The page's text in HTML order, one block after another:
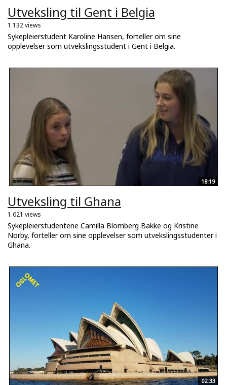
Utveksling til Gent i Belgia
1.132 views
Sykepleierstudent Karoline Hansen, forteller om sine
opplevelser som utvekslingsstudent i Gent i Belgia.
18:19
Utveksling til Ghana
1.621 views
Sykepleierstudentene Camilla Blomberg Bakke og Kristine
Norby, forteller om sine opplevelser som utvekslingsstudenter i
Ghana.
02:33